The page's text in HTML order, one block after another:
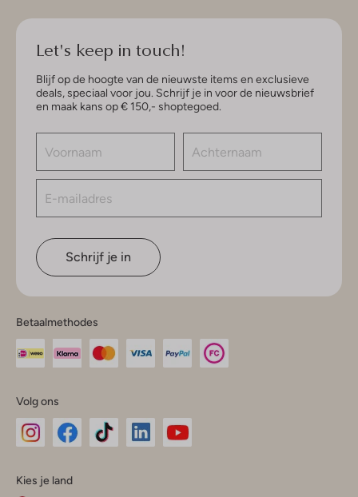
Let's keep in touch!
Blijf op de hoogte van de nieuwste items en exclusieve
deals, speciaal voor jou. Schrijf je in voor de nieuwsbrief
en maak kans op € 150,- shoptegoed.
Schrijf je in
Betaalmethodes
Volg ons
InstagramFacebook
Kies je land